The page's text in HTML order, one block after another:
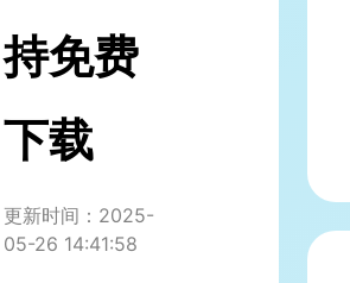
持免费
下载
更新时间：2025-
05-26 14:41:58